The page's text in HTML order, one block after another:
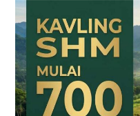
HARMONI
PRIME
EAST
BOGOR
–
KAVLING
SHM